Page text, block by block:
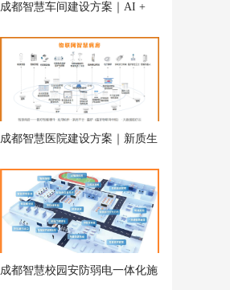
成都智慧车间建设方案｜AI +
成都智慧医院建设方案｜新质生
晴风科技
成都智慧校园安防弱电一体化施